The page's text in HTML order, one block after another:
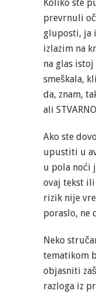
Koliko ste
prevrnuli
gluposti, ja
izlazim na
na glas
smeškala,
da, znam,
ali
Ako ste
upustiti u
u pola noći
ovaj tekst
rizik nije
poraslo, ne
Neko
tematikom
objasniti
razloga iz